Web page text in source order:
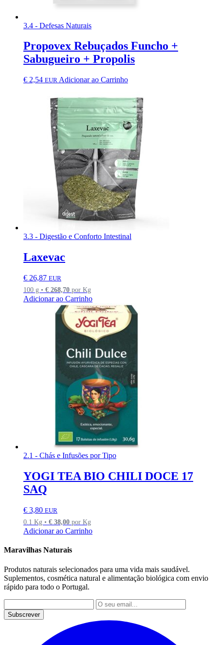
3.4 - Defesas Naturais
Propovex Rebuçados Funcho +
Sabugueiro + Propolis
€ 2,54 EUR Adicionar ao Carrinho
3.3 - Digestão e Conforto Intestinal
Laxevac
€ 26,87 EUR
100 g • € 268,70 por Kg
Adicionar ao Carrinho
2.1 - Chás e Infusões por Tipo
YOGI TEA BIO CHILI DOCE 17
SAQ
€ 3,80 EUR
0.1 Kg • € 38,00 por Kg
Adicionar ao Carrinho
Maravilhas Naturais
Produtos naturais selecionados para uma vida mais saudável.
Suplementos, cosmética natural e alimentação biológica com envio
rápido para todo o Portugal.
Subscrever